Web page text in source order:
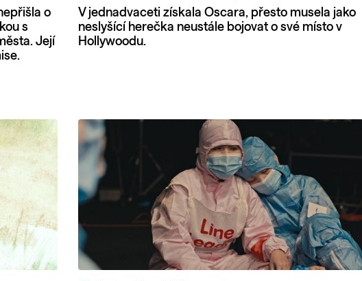
o
s
Její
V jednadvaceti získala Oscara, přesto musela jako
neslyšící herečka neustále bojovat o své místo v
Hollywoodu.